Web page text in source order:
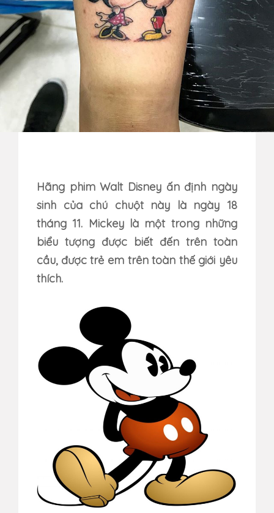
Hãng phim Walt Disney ấn định ngày
sinh của chú chuột này là ngày 18
tháng 11. Mickey là một trong những
biểu tượng được biết đến trên toàn
cầu, được trẻ em trên toàn thế giới yêu
thích.